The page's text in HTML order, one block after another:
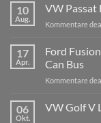
zu
3er
Radio
Tausch
1
DIN
DIN
10
Aug.
VW Passat
Kommentare
17
Apr.
Ford
Can Bus
Kommentare
06
Okt.
VW Golf V